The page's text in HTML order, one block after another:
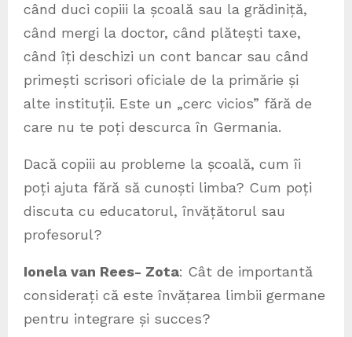
când duci copiii la școală sau la grădiniță,
când mergi la doctor, când plătești taxe,
când îți deschizi un cont bancar sau când
primești scrisori oficiale de la primărie și
alte instituții. Este un „cerc vicios” fără de
care nu te poți descurca în Germania.
Dacă copiii au probleme la școală, cum îi
poți ajuta fără să cunoști limba? Cum poți
discuta cu educatorul, învățătorul sau
profesorul?
Ionela van Rees- Zota: Cât de importantă
considerați că este învățarea limbii germane
pentru integrare și succes?